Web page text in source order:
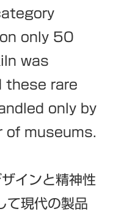
only 50
was
these rare
only by
of museums.
インと精神性
て現代の製品